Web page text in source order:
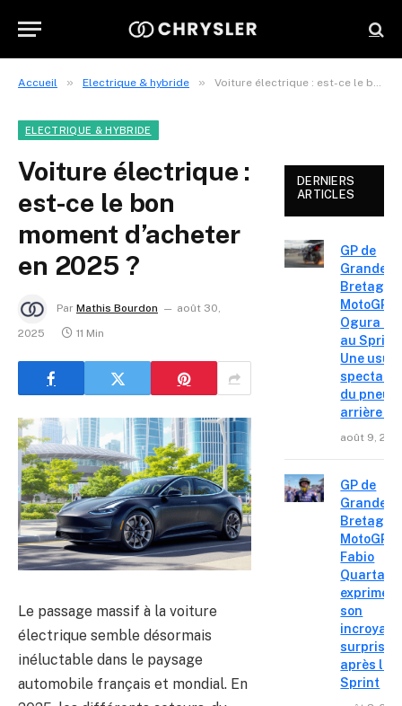
Accueil » Electrique & hybride » Voiture électrique : est-ce le bon moment d’acheter en 2025 ?
ELECTRIQUE & HYBRIDE
Voiture électrique :
est-ce le bon
moment d’acheter
en 2025 ?
Par Mathis Bourdon
août 30,
2025
11 Min
Le passage massif à la voiture
électrique semble désormais
inéluctable dans le paysage
automobile français et mondial. En
DERNIERS
ARTICLES
GP de
Grande-
Bretagne
MotoGP –
Ogura
au Sprint
Une
du pneu
arrière »
août 9,
GP de
Grande-
Bretagne
MotoGP :
Fabio
exprime
son
surprise
après le
Sprint